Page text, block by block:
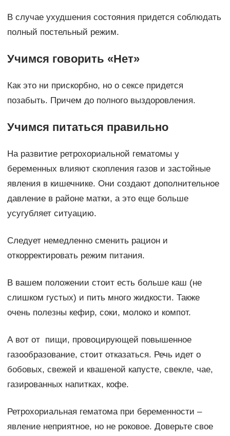
В случае ухудшения состояния придется соблюдать
полный постельный режим.
Учимся говорить «Нет»
Как это ни прискорбно, но о сексе придется
позабыть. Причем до полного выздоровления.
Учимся питаться правильно
На развитие ретрохориальной гематомы у
беременных влияют скопления газов и застойные
явления в кишечнике. Они создают дополнительное
давление в районе матки, а это еще больше
усугубляет ситуацию.
Следует немедленно сменить рацион и
откорректировать режим питания.
В вашем положении стоит есть больше каш (не
слишком густых) и пить много жидкости. Также
очень полезны кефир, соки, молоко и компот.
А вот от пищи, провоцирующей повышенное
газообразование, стоит отказаться. Речь идет о
бобовых, свежей и квашеной капусте, свекле, чае,
газированных напитках, кофе.
Ретрохориальная гематома при беременности –
явление неприятное, но не роковое. Доверьте свое